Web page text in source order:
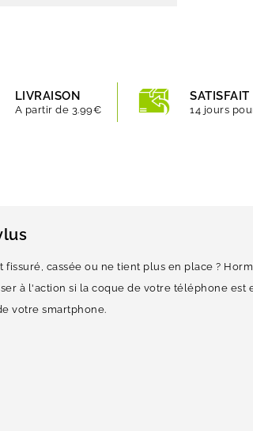
LIVRAISON
A partir de 3.99€ 14 jours
fissuré, cassée ou ne tient plus en place ?
à l'action si la coque de votre téléphone est
votre smartphone.